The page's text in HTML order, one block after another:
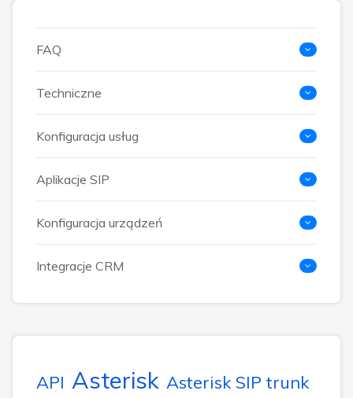
FAQ
Techniczne
Konfiguracja usług
Aplikacje SIP
Konfiguracja urządzeń
Integracje CRM
API Asterisk Asterisk SIP trunk